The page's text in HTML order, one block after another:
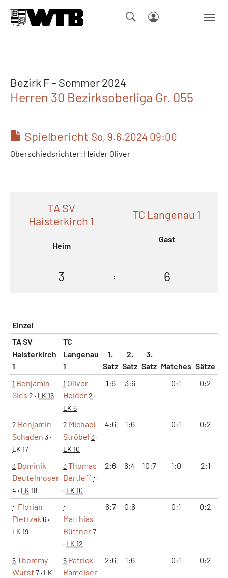
Bezirk F - Sommer 2024
Herren 30 Bezirksoberliga Gr. 055
Spielbericht So, 9.6.2024 09:00
Oberschiedsrichter: Heider Oliver
TA SV
Haisterkirch 1
Heim
TC Langenau 1
Gast
3 : 6
Einzel
TA SV
Haisterkirch
1
TC
Langenau
1
1.
Satz
2.
Satz
3.
Satz Matches Sätze
1 Benjamin
Sies 2 · LK 16
1 Oliver
Heider2 ·
LK 6
1:6 3:6 0:1 0:2
2 Benjamin
Schaden 3·
LK 17
2 Michael
Ströbel 3·
LK 10
4:6 1:6 0:1 0:2
3 Dominik
Deutelmoser
4 · LK 18
3Thomas
Bertleff 4
· LK 10
2:6 6:4 10:7 1:0 2:1
4 Florian
Pietrzak 6·
LK 19
4
Matthias
Büttner7
· LK 12
6:7 0:6 0:1 0:2
5Thommy
Wurst 7· LK
5 Patrick
Rameiser
2:6 1:6 0:1 0:2